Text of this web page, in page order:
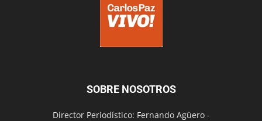
SOBRE NOSOTROS
Director Periodístico: Fernando Agüero -